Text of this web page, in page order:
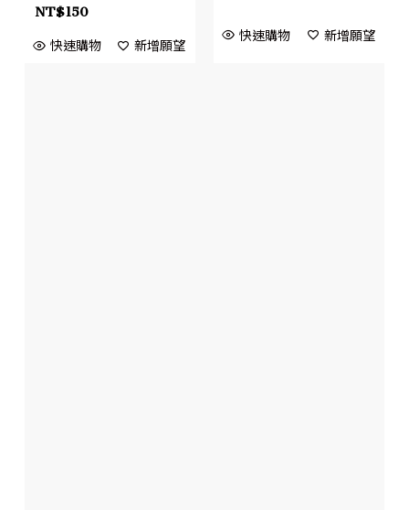
NT$150
快速購物 新增願望
快速購物 新增願望